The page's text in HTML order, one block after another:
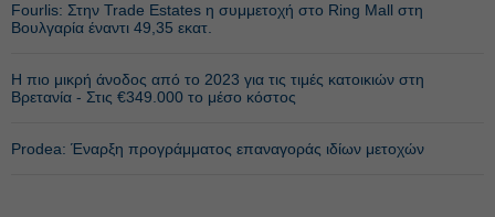
Fourlis: Στην Trade Estates η συμμετοχή στο Ring Mall στη
Βουλγαρία έναντι 49,35 εκατ.
Η πιο μικρή άνοδος από το 2023 για τις τιμές κατοικιών στη
Βρετανία - Στις €349.000 το μέσο κόστος
Prodea: Έναρξη προγράμματος επαναγοράς ιδίων μετοχών